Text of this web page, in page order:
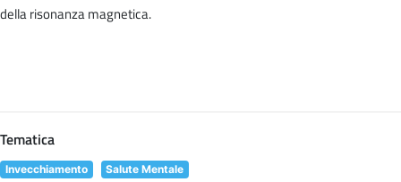
della risonanza magnetica.
Tematica
Invecchiamento
Salute Mentale